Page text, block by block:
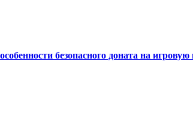
безопасного доната на